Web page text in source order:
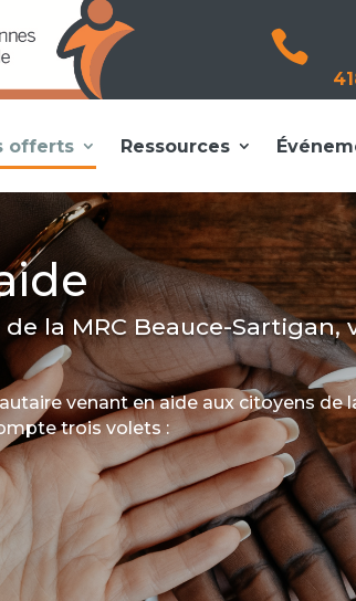

offerts Ressources
la MRC Beauce-
venant en aide aux citoyens de
trois volets :